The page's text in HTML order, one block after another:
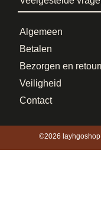
Algemeen
Betalen
Bezorgen en
Veiligheid
Contact
©2026